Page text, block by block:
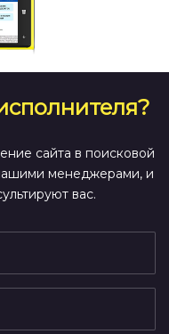
сайта в поисковой
менеджерами, и
вас.